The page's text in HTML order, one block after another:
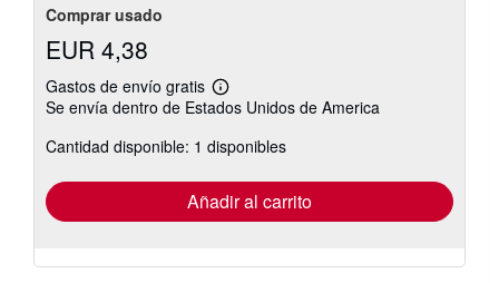
Comprar usado
EUR 4,38
Gastos de envío gratis
Más
información
las
tarifas
envío
Se envía dentro de Estados Unidos de America
Cantidad disponible: 1 disponibles
Añadir al carrito